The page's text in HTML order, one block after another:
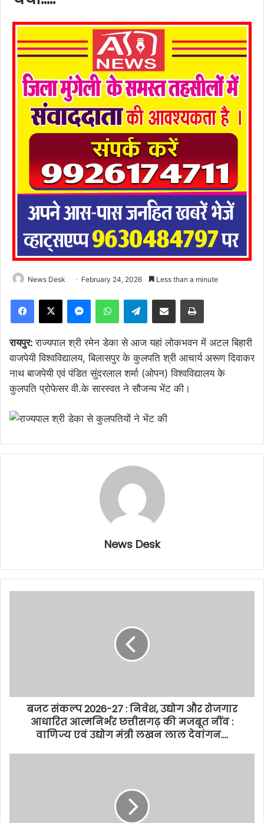
News Desk February 24, 2026 Less than a minute
Facebook
X MessengerWhatsAppTelegramShare via Email Print
रायपुर:राज्यपाल श्री रमेन डेका से आज यहां लोकभवन में अटल बिहारी
वाजपेयी विश्वविद्यालय, बिलासपुर के कुलपति श्री आचार्य अरूण दिवाकर
नाथ बाजपेयी एवं पंडित सुंदरलाल शर्मा (ओपन) विश्वविद्यालय के
कुलपति प्रोफेसर वी.के सारस्वत ने सौजन्य भेंट की।
News Desk
बजट संकल्प 2026-27 : निवेश, उद्योग और रोजगार
आधारित आत्मनिर्भर छत्तीसगढ़ की मजबूत नींव :
वाणिज्य एवं उद्योग मंत्री लखन लाल देवांगन….